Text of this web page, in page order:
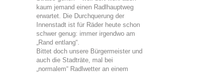
kaum jemand einen Radlhauptweg
erwartet. Die Durchquerung der
Innenstadt ist für Räder heute schon
schwer genug: immer irgendwo am
„Rand entlang“.
Bittet doch unsere Bürgermeister und
auch die Stadträte, mal bei
„normalem“ Radlwetter an einem